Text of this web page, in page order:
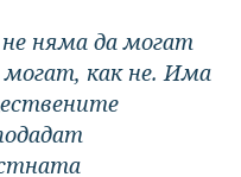
няма да могат
могат, как не. Има